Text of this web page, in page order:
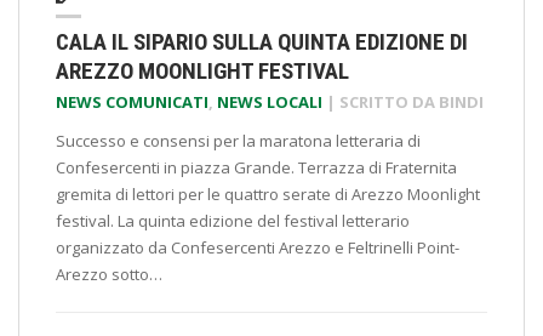
CALA IL SIPARIO SULLA QUINTA EDIZIONE DI
AREZZO MOONLIGHT FESTIVAL
NEWS COMUNICATI, NEWS LOCALI | SCRITTO DA BINDI
Successo e consensi per la maratona letteraria di
Confesercenti in piazza Grande. Terrazza di Fraternita
gremita di lettori per le quattro serate di Arezzo Moonlight
festival. La quinta edizione del festival letterario
organizzato da Confesercenti Arezzo e Feltrinelli Point-
Arezzo sotto…